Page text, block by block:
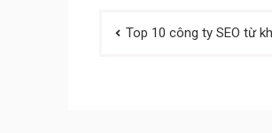
Post
Top 10 công ty SEO từ